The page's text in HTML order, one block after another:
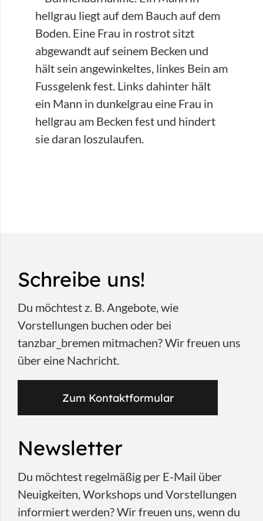
Schreibe uns!
Du möchtest z. B. Angebote, wie
Vorstellungen buchen oder bei
tanzbar_bremen mitmachen? Wir freuen uns
über eine Nachricht.
Zum Kontaktformular
Newsletter
Du möchtest regelmäßig per E-Mail über
Neuigkeiten, Workshops und Vorstellungen
informiert werden? Wir freuen uns, wenn du